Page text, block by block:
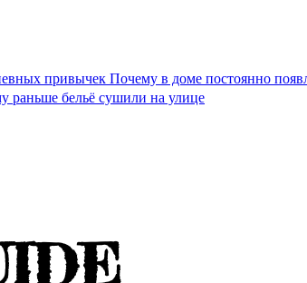
привычекПочему в доме постоянно
раньше бельё сушили на улице